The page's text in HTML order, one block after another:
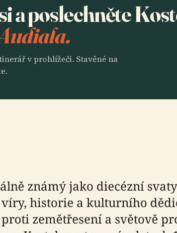
a poslechněte
v prohlížeči. Stavěné na
známý jako diecézní
historie a kulturního
zemětřesení a světově